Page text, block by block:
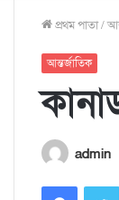
প্রথম পাতা/
আন্তর্জাতিক
admin